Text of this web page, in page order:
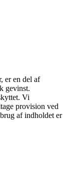
er en del af
gevinst.
Vi
provision ved
af indholdet er